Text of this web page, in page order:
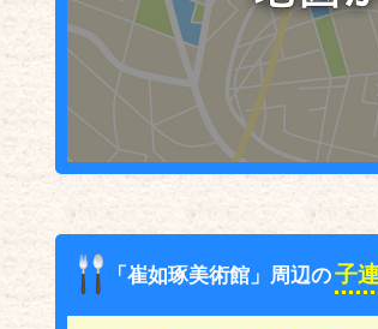
「崔如琢美術館」周辺の子